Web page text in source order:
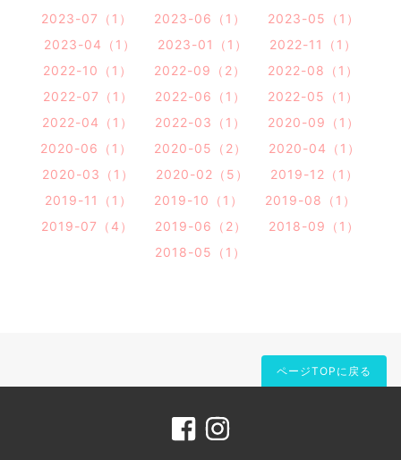
2023-07（1）
2023-06（1）
2023-05（1）
2023-04（1）
2023-01（1）
2022-11（1）
2022-10（1）
2022-09（2）
2022-08（1）
2022-07（1）
2022-06（1）
2022-05（1）
2022-04（1）
2022-03（1）
2020-09（1）
2020-06（1）
2020-05（2）
2020-04（1）
2020-03（1）
2020-02（5）
2019-12（1）
2019-11（1）
2019-10（1）
2019-08（1）
2019-07（4）
2019-06（2）
2018-09（1）
2018-05（1）
ページTOPに戻る